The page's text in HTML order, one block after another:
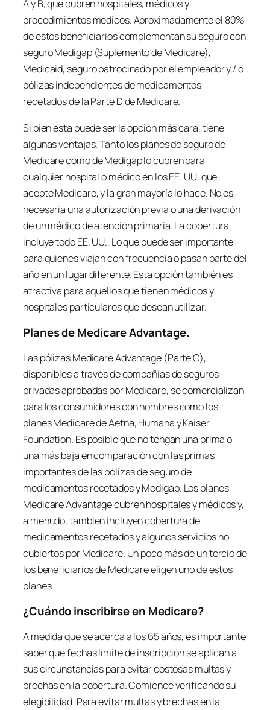
A y B, que cubren hospitales, médicos y
procedimientos médicos. Aproximadamente el 80%
de estos beneficiarios complementan su seguro con
seguro Medigap (Suplemento de Medicare),
Medicaid, seguro patrocinado por el empleador y / o
pólizas independientes de medicamentos
recetados de la Parte D de Medicare.
Si bien esta puede ser la opción más cara, tiene
algunas ventajas. Tanto los planes de seguro de
Medicare como de Medigap lo cubren para
cualquier hospital o médico en los EE. UU. que
acepte Medicare, y la gran mayoría lo hace. No es
necesaria una autorización previa o una derivación
de un médico de atención primaria. La cobertura
incluye todo EE. UU., Lo que puede ser importante
para quienes viajan con frecuencia o pasan parte del
año en un lugar diferente. Esta opción también es
atractiva para aquellos que tienen médicos y
hospitales particulares que desean utilizar.
Planes de Medicare Advantage.
Las pólizas Medicare Advantage (Parte C),
disponibles a través de compañías de seguros
privadas aprobadas por Medicare, se comercializan
para los consumidores con nombres como los
planes Medicare de Aetna, Humana y Kaiser
Foundation. Es posible que no tengan una prima o
una más baja en comparación con las primas
importantes de las pólizas de seguro de
medicamentos recetados y Medigap. Los planes
Medicare Advantage cubren hospitales y médicos y,
a menudo, también incluyen cobertura de
medicamentos recetados y algunos servicios no
cubiertos por Medicare. Un poco más de un tercio de
los beneficiarios de Medicare eligen uno de estos
planes.
¿Cuándo inscribirse en Medicare?
A medida que se acerca a los 65 años, es importante
saber qué fechas límite de inscripción se aplican a
sus circunstancias para evitar costosas multas y
brechas en la cobertura. Comience verificando su
elegibilidad. Para evitar multas y brechas en la